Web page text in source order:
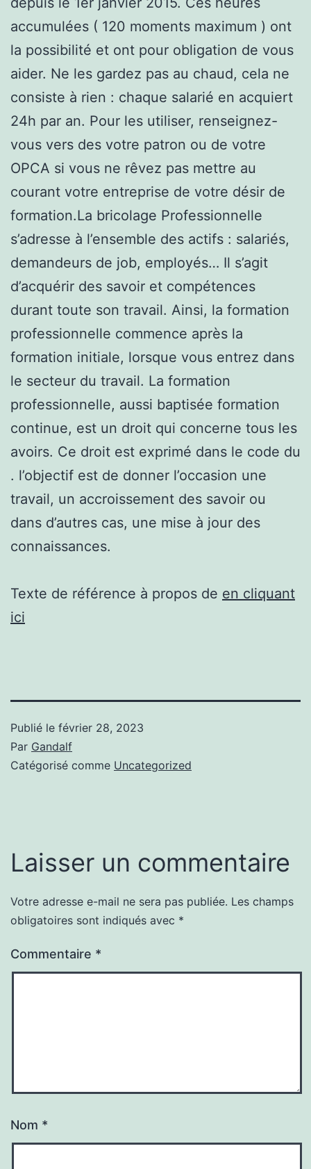
accumulées ( 120 moments maximum ) ont
la possibilité et ont pour obligation de vous
aider. Ne les gardez pas au chaud, cela ne
consiste à rien : chaque salarié en acquiert
24h par an. Pour les utiliser, renseignez-
vous vers des votre patron ou de votre
OPCA si vous ne rêvez pas mettre au
courant votre entreprise de votre désir de
formation.La bricolage Professionnelle
s’adresse à l’ensemble des actifs : salariés,
demandeurs de job, employés… Il s’agit
d’acquérir des savoir et compétences
durant toute son travail. Ainsi, la formation
professionnelle commence après la
formation initiale, lorsque vous entrez dans
le secteur du travail. La formation
professionnelle, aussi baptisée formation
continue, est un droit qui concerne tous les
avoirs. Ce droit est exprimé dans le code du
. l’objectif est de donner l’occasion une
travail, un accroissement des savoir ou
dans d’autres cas, une mise à jour des
connaissances.
Texte de référence à propos de en cliquant
ici
Publié le février 28, 2023
Par Gandalf
Catégorisé comme Uncategorized
Laisser un commentaire
Votre adresse e-mail ne sera pas publiée. Les champs
obligatoires sont indiqués avec *
Commentaire *
Nom *